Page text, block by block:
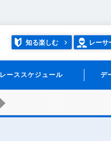
知る楽しむ レーサ
レーススケジュール デ